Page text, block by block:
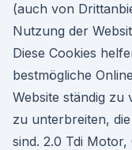
(auch von
Nutzung der
Diese Cookies
bestmögliche
Website ständig
zu unterbreiten,
sind. 2.0 Tdi Motor,